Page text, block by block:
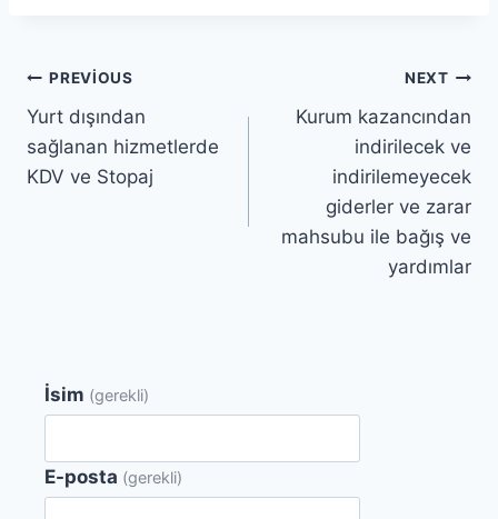
Yazı
gezinmesi
PREVIOUS
Yurt dışından
sağlanan hizmetlerde
KDV ve Stopaj
NEXT
Kurum kazancından
indirilecek ve
indirilemeyecek
giderler ve zarar
mahsubu ile bağış ve
yardımlar
İsim (gerekli)
E-posta (gerekli)